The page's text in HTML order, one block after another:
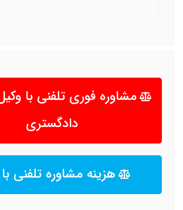
مشاوره فوری تلفنی با
دادگستری
هزینه مشاوره تلفنی